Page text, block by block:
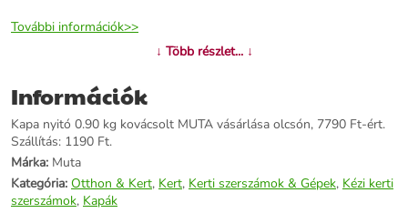
További információk>>
↓ Több részlet... ↓
Információk
Kapa nyitó 0.90 kg kovácsolt MUTA vásárlása olcsón, 7790 Ft-ért.
Szállítás: 1190 Ft.
Márka: Muta
Kategória: Otthon & Kert, Kert, Kerti szerszámok & Gépek, Kézi kerti
szerszámok, Kapák